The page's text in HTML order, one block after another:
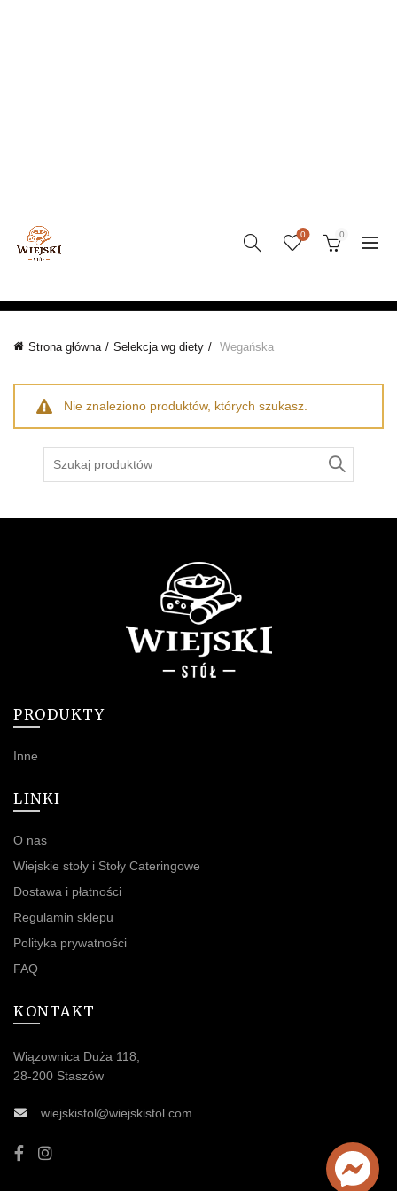
0 0
Strona główna Selekcja wg diety Wegańska
Nie znaleziono produktów, których szukasz.
PRODUKTY
Inne
LINKI
O nas
Wiejskie stoły i Stoły Cateringowe
Dostawa i płatności
Regulamin sklepu
Polityka prywatności
FAQ
KONTAKT
Wiązownica Duża 118,
28-200 Staszów
wiejskistol@wiejskistol.com